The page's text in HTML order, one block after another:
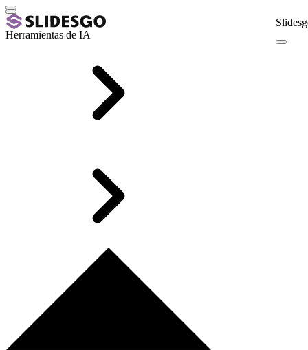
Herramientas de IA